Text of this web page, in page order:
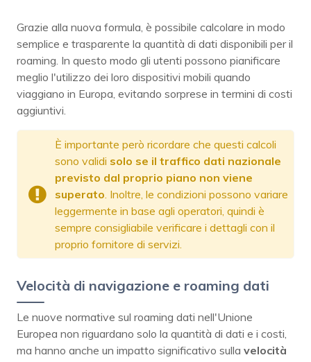
Grazie alla nuova formula, è possibile calcolare in modo
semplice e trasparente la quantità di dati disponibili per il
roaming. In questo modo gli utenti possono pianificare
meglio l'utilizzo dei loro dispositivi mobili quando
viaggiano in Europa, evitando sorprese in termini di costi
aggiuntivi.
È importante però ricordare che questi calcoli
sono validi solo se il traffico dati nazionale
previsto dal proprio piano non viene
superato . Inoltre, le condizioni possono variare
leggermente in base agli operatori, quindi è
sempre consigliabile verificare i dettagli con il
proprio fornitore di servizi.
Velocità di navigazione e roaming dati
Le nuove normative sul roaming dati nell'Unione
Europea non riguardano solo la quantità di dati e i costi,
ma hanno anche un impatto significativo sulla velocità